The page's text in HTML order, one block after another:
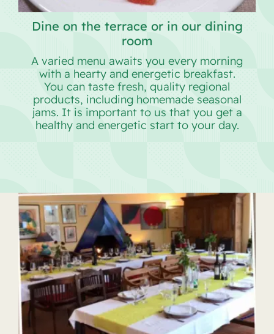
Dine on the terrace or in our dining
room
A varied menu awaits you every morning
with a hearty and energetic breakfast.
You can taste fresh, quality regional
products, including homemade seasonal
jams. It is important to us that you get a
healthy and energetic start to your day.